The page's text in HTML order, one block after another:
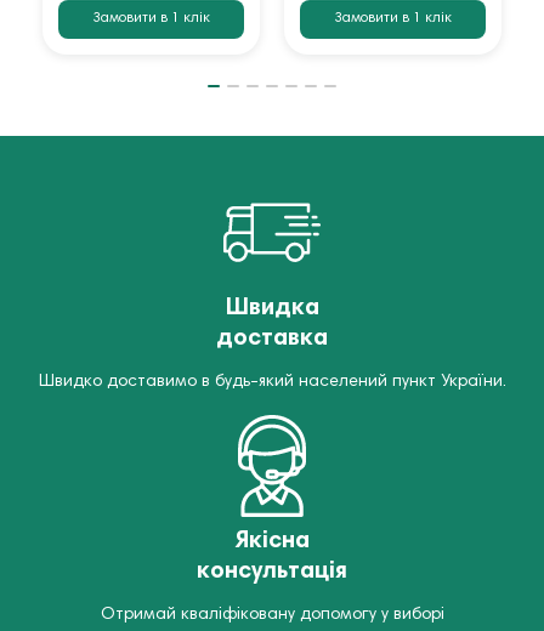
Замовити в 1 клік Замовити в 1 клік
Швидка
доставка
Швидко доставимо в будь-який населений пункт України.
Якісна
консультація
Отримай кваліфіковану допомогу у виборі